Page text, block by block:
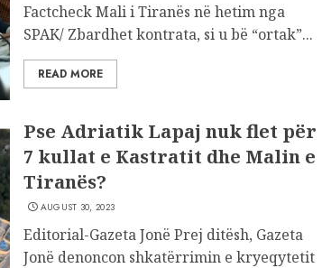
Factcheck Mali i Tiranës në hetim nga
SPAK/ Zbardhet kontrata, si u bë “ortak”...
READ MORE
Pse Adriatik Lapaj nuk flet për
7 kullat e Kastratit dhe Malin e
Tiranës?
AUGUST 30, 2023
Editorial-Gazeta Jonë Prej ditësh, Gazeta
Jonë denoncon shkatërrimin e kryeqytetit